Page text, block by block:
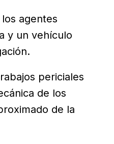
agentes
y un vehículo
periciales
de los
de la